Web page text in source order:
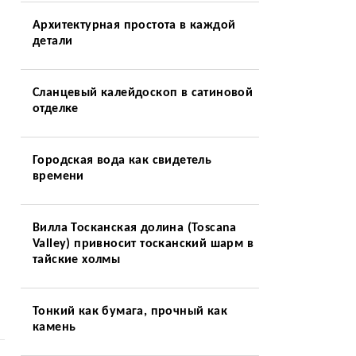
Архитектурная простота в каждой
детали
Сланцевый калейдоскоп в сатиновой
отделке
Городская вода как свидетель
времени
Вилла Тосканская долина (Toscana
Valley) привносит тосканский шарм в
тайские холмы
Тонкий как бумага, прочный как
камень